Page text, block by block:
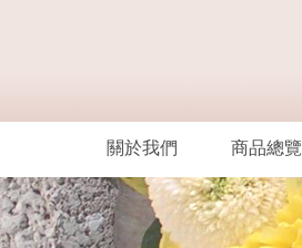
關於我們 商品總覽